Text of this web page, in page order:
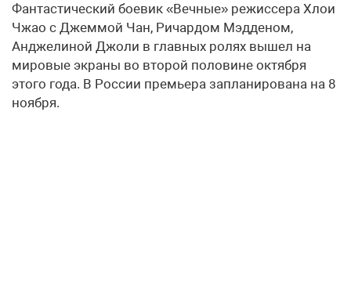
Фантастический боевик «Вечные» режиссера Хлои
Чжао с Джеммой Чан, Ричардом Мэдденом,
Анджелиной Джоли в главных ролях вышел на
мировые экраны во второй половине октября
этого года. В России премьера запланирована на 8
ноября.